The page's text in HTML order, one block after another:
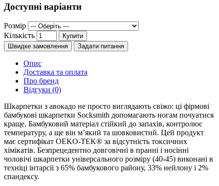
Доступні варіанти
Розмір
Кількість
Купити
Швидке замовлення
Задати питання
Опис
Доставка та оплата
Про бренд
Відгуки (0)
Шкарпетки з авокадо не просто виглядають свіжо: ці фірмові
бамбукові шкарпетки Socksmith допомагають ногам почуатися
краще. Бамбуковий матеріал стійкий до запахів, контролює
температуру, а ще він м’який та шовковистий. Цей продукт
має сертифікат OEKO-TEK® за відсутність токсичних
хімікатів. Безпрецедентно довговічні в пранні і носінні
чоловічі шкарпетки універсального розміру (40-45) виконані в
техніці інтарсії з 65% бамбукового району, 33% нейлону і 2%
спандексу.